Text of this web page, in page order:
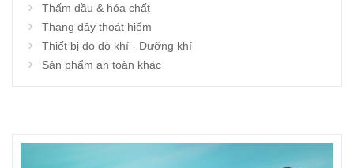
Thấm dầu & hóa chất
Thang dây thoát hiểm
Thiết bị đo dò khí - Dưỡng khí
Sản phẩm an toàn khác